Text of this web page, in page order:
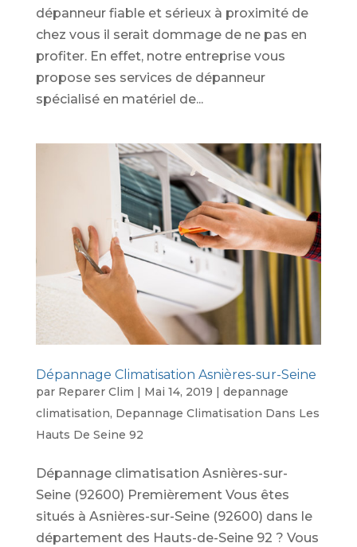
dépanneur fiable et sérieux à proximité de
chez vous il serait dommage de ne pas en
profiter. En effet, notre entreprise vous
propose ses services de dépanneur
spécialisé en matériel de...
Dépannage Climatisation Asnières-sur-Seine
par Reparer Clim | Mai 14, 2019 | depannage
climatisation, Depannage Climatisation Dans Les
Hauts De Seine 92
Dépannage climatisation Asnières-sur-
Seine (92600) Premièrement Vous êtes
situés à Asnières-sur-Seine (92600) dans le
département des Hauts-de-Seine 92 ? Vous